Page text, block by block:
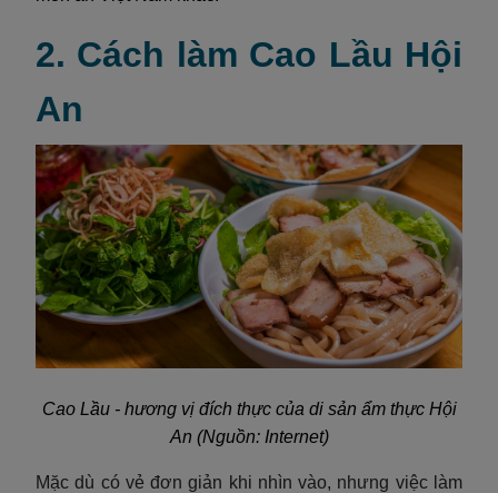
2. Cách làm Cao Lầu Hội
An
Cao Lầu - hương vị đích thực của di sản ẩm thực Hội
An (Nguồn: Internet)
Mặc dù có vẻ đơn giản khi nhìn vào, nhưng việc làm